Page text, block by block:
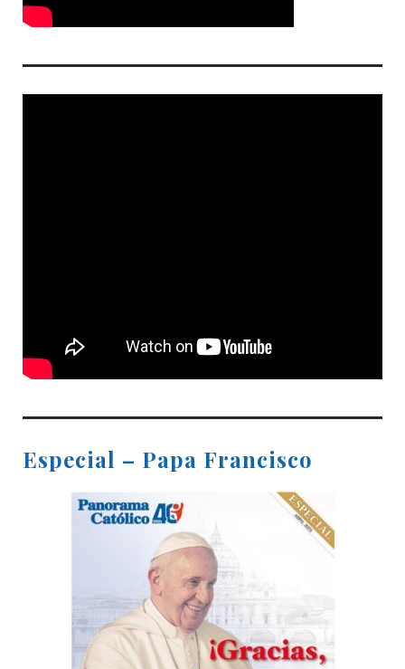
Especial – Papa Francisco